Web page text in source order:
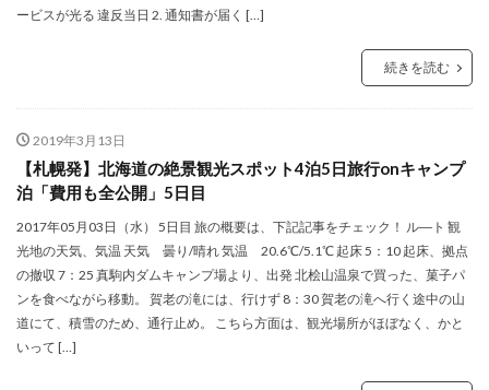
ービスが光る 違反当日 2. 通知書が届く […]
続きを読む
2019年3月13日
【札幌発】北海道の絶景観光スポット4泊5日旅行onキャンプ
泊「費用も全公開」5日目
2017年05月03日（水） 5日目 旅の概要は、下記記事をチェック！ ル―ト 観
光地の天気、気温 天気 曇り/晴れ 気温 20.6℃/5.1℃ 起床 5：10 起床、拠点
の撤収 7：25 真駒内ダムキャンプ場より、出発 北桧山温泉で買った、菓子パ
ンを食べながら移動。 賀老の滝には、行けず 8：30 賀老の滝へ行く途中の山
道にて、積雪のため、通行止め。 こちら方面は、観光場所がほぼなく、かと
いって […]